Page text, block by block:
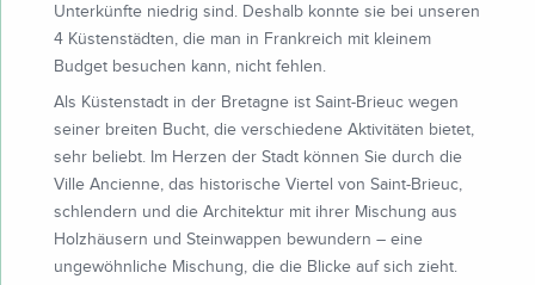
Unterkünfte niedrig sind. Deshalb konnte sie bei unseren
4 Küstenstädten, die man in Frankreich mit kleinem
Budget besuchen kann, nicht fehlen.
Als Küstenstadt in der Bretagne ist Saint-Brieuc wegen
seiner breiten Bucht, die verschiedene Aktivitäten bietet,
sehr beliebt. Im Herzen der Stadt können Sie durch die
Ville Ancienne, das historische Viertel von Saint-Brieuc,
schlendern und die Architektur mit ihrer Mischung aus
Holzhäusern und Steinwappen bewundern – eine
ungewöhnliche Mischung, die die Blicke auf sich zieht.